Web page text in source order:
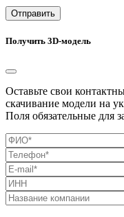
Отправить
Получить 3D-модель
Оставьте свои
скачивание модели на
Поля обязательные для